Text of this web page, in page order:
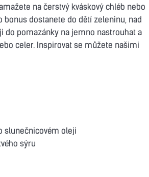
na čerstvý kváskový chléb nebo
bonus dostanete do dětí zeleninu, nad
do pomazánky na jemno nastrouhat a
celer. Inspirovat se můžete našimi
slunečnicovém oleji
sýru